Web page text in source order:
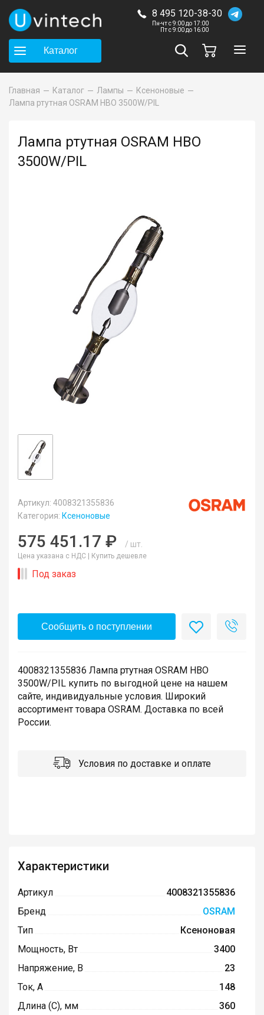
8 495 120-38-30
Пн-чт с 9:00 до 17:00
Пт с 9:00 до 16:00
Каталог
Главная Каталог Лампы
Ксеноновые
Лампа ртутная OSRAM HBO 3500W/PIL
Лампа ртутная OSRAM HBO
3500W/PIL
Артикул: 4008321355836
Категория: Ксеноновые
575 451.17 ₽ / шт.
Цена указана с НДС | Купить дешевле
Под заказ
Сообщить о поступлении
4008321355836 Лампа ртутная OSRAM HBO
3500W/PIL купить по выгодной цене на нашем
сайте, индивидуальные условия. Широкий
ассортимент товара OSRAM. Доставка по всей
России.
Условия по доставке и оплате
Характеристики
Артикул
4008321355836
Бренд
OSRAM
Тип
Ксеноновая
Мощность, Вт
3400
Напряжение, В
23
Ток, А
148
Длина (C), мм
360